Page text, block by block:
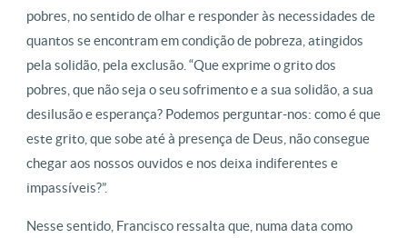
pobres, no sentido de olhar e responder às necessidades de
quantos se encontram em condição de pobreza, atingidos
pela solidão, pela exclusão. “Que exprime o grito dos
pobres, que não seja o seu sofrimento e a sua solidão, a sua
desilusão e esperança? Podemos perguntar-nos: como é que
este grito, que sobe até à presença de Deus, não consegue
chegar aos nossos ouvidos e nos deixa indiferentes e
impassíveis?”.
Nesse sentido, Francisco ressalta que, numa data como